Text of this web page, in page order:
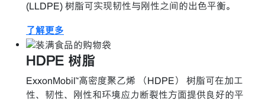
(LLDPE) 树脂可实现韧性与刚性之间的出色平衡。
了解更多
HDPE 树脂
ExxonMobil™高密度聚乙烯 （HDPE） 树脂可在加工
性、韧性、刚性和环境应力断裂性方面提供良好的平